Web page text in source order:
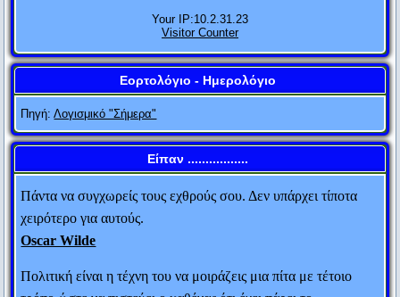
Your IP:10.2.31.23
Visitor Counter
Εορτολόγιο - Ημερολόγιο
Πηγή:Λογισμικό "Σήμερα"
Είπαν .................
Μην έχεις το άγχος της τελειότητας. Δεν πρόκειται να την
φτάσεις ποτέ.
Salvador Dali
Αυτός που δεν κάνει λάθη, συνήθως δεν κάνει τίποτα.
Edward John Phelps
Πάντα να συγχωρείς τους εχθρούς σου. Δεν υπάρχει τίποτα
χειρότερο για αυτούς.
Oscar Wilde
Πολιτική είναι η τέχνη του να μοιράζεις μια πίτα με τέτοιο
τρόπο ώστε να πιστεύει ο καθένας ότι έχει πάρει το